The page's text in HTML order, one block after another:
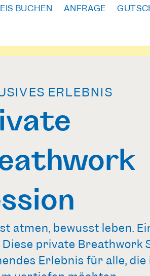
BUCHEN ANFRAGE
ERLEBNIS
atmen, bewusst leben.
private Breathwork
Erlebnis für alle,